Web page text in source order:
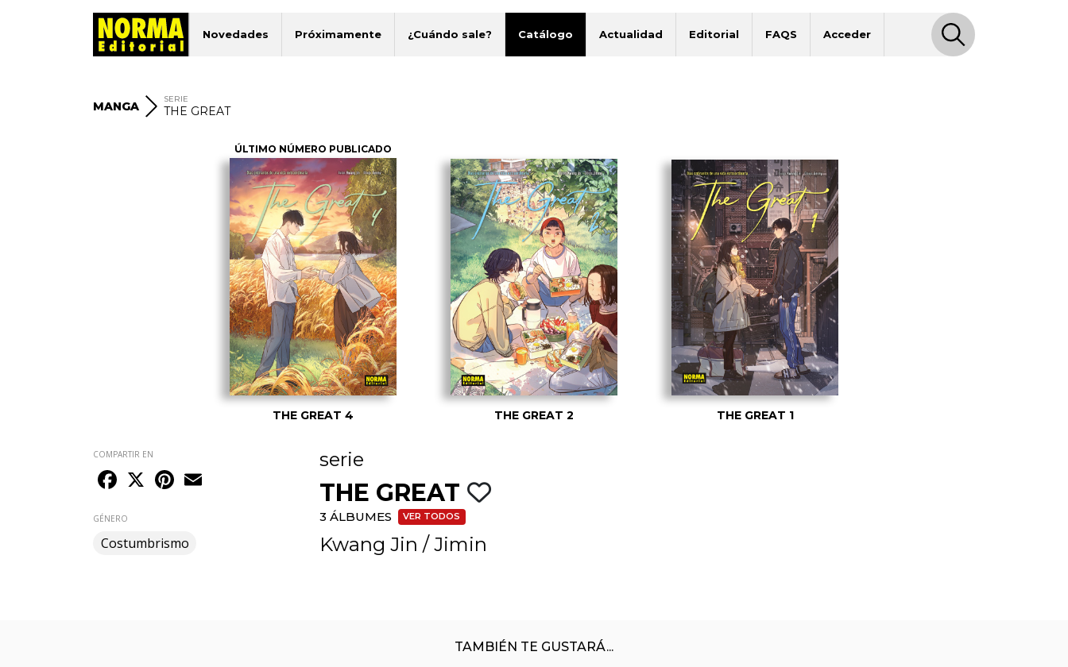
Novedades Próximamente ¿Cuándo sale? Catálogo Actualidad Editorial FAQS Acceder
MANGA
SERIE
THE GREAT
ÚLTIMO NÚMERO PUBLICADO
THE GREAT 4 THE GREAT 2 THE GREAT 1
COMPARTIR EN
Facebook
X Pinterest
GÉNERO
Costumbrismo
serie
THE GREAT
3 ÁLBUMES VER TODOS
Kwang Jin / Jimin
TAMBIÉN TE GUSTARÁ...